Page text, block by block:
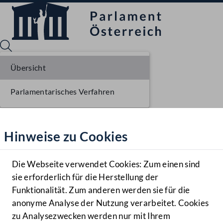
Hilfe
Benutzer
Navigationsmenü öffnen
MENÜ
Hinweise zu Cookies
Die Webseite verwendet Cookies: Zum einen sind
sie erforderlich für die Herstellung der
Funktionalität. Zum anderen werden sie für die
anonyme Analyse der Nutzung verarbeitet. Cookies
zu Analysezwecken werden nur mit Ihrem
Übersicht
Parlamentarisches Verfahren